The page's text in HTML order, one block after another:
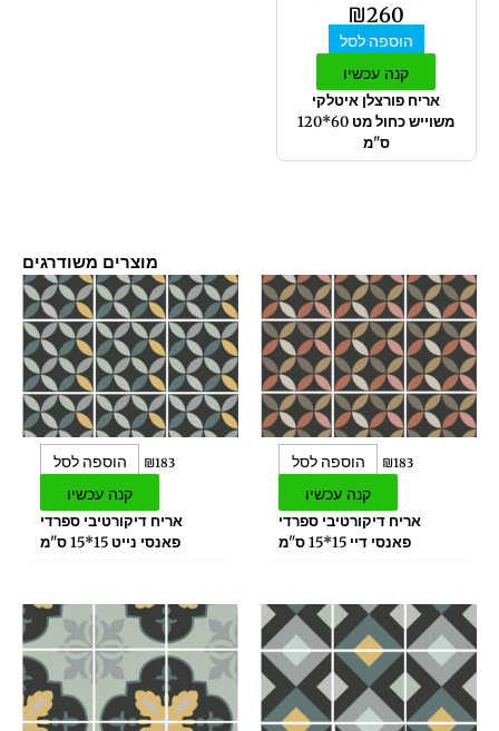
₪260
הוספה לסל
קנה עכשיו
אריח פורצלן איטלקי
משוייש כחול מט 60*120
ס"מ
מוצרים משודרגים
₪183 הוספה לסל
קנה עכשיו
אריח דיקורטיבי ספרדי
פאנסי דיי 15*15 ס"מ
₪183 הוספה לסל
קנה עכשיו
אריח דיקורטיבי ספרדי
פאנסי נייט 15*15 ס"מ